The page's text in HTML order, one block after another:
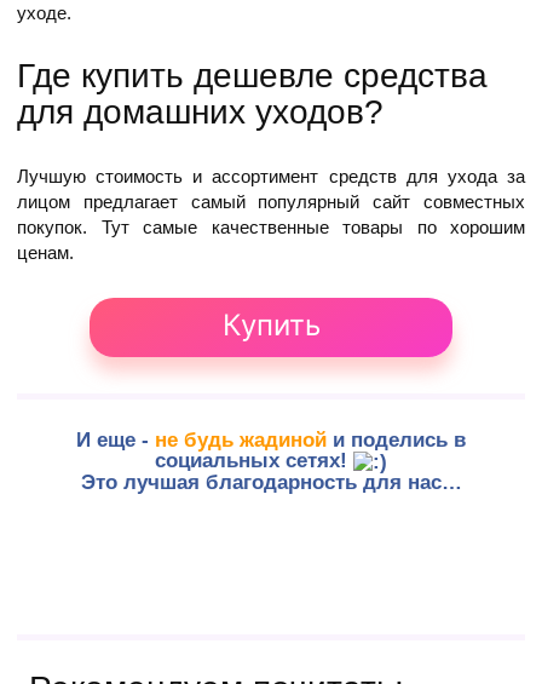
уходе.
Где купить дешевле средства
для домашних уходов?
Лучшую стоимость и ассортимент средств для ухода за
лицом предлагает самый популярный сайт совместных
покупок. Тут самые качественные товары по хорошим
ценам.
Купить
И еще - не будь жадиной и поделись в
социальных сетях!
Это лучшая благодарность для нас…